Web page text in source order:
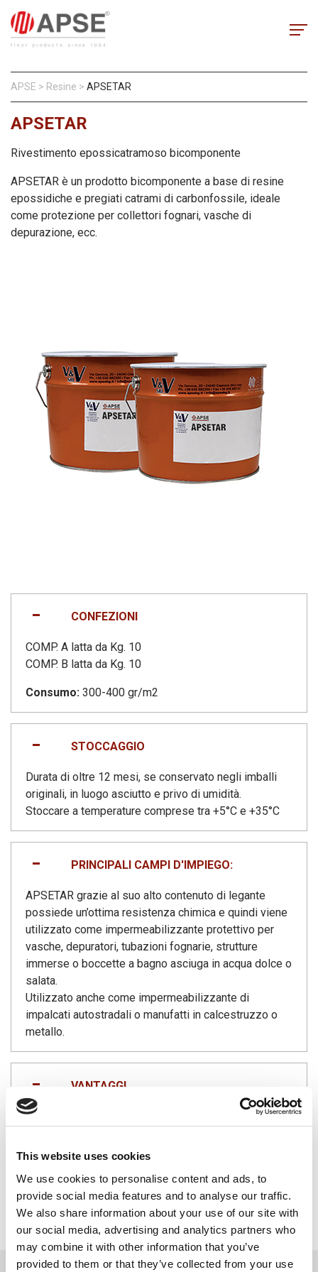
This website uses cookies
We use cookies to personalise content and ads, to
provide social media features and to analyse our traffic.
We also share information about your use of our site with
our social media, advertising and analytics partners who
may combine it with other information that you’ve
provided to them or that they’ve collected from your use
APSE > Resine > APSETAR
APSETAR
Rivestimento epossicatramoso bicomponente
APSETAR è un prodotto bicomponente a base di resine
epossidiche e pregiati catrami di carbonfossile, ideale
come protezione per collettori fognari, vasche di
depurazione, ecc.
CONFEZIONI
COMP. A latta da Kg. 10
COMP. B latta da Kg. 10
Consumo: 300-400 gr/m2
STOCCAGGIO
Durata di oltre 12 mesi, se conservato negli imballi
originali, in luogo asciutto e privo di umidità.
Stoccare a temperature comprese tra +5°C e +35°C
PRINCIPALI CAMPI D'IMPIEGO:
APSETAR grazie al suo alto contenuto di legante
possiede un’ottima resistenza chimica e quindi viene
utilizzato come impermeabilizzante protettivo per
vasche, depuratori, tubazioni fognarie, strutture
immerse o boccette a bagno asciuga in acqua dolce o
salata.
Utilizzato anche come impermeabilizzante di
impalcati autostradali o manufatti in calcestruzzo o
metallo.
VANTAGGI
APSETAR grazie al suo alto contenuto di legante
utilizzato come impermeabilizzante protettivo
flessibilità.
Risulta un prodotto altamente competitivo nel
rapporto qualità prezzo